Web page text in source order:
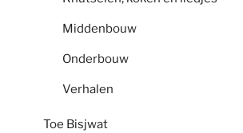
Middenbouw
Onderbouw
Verhalen
Toe Bisjwat